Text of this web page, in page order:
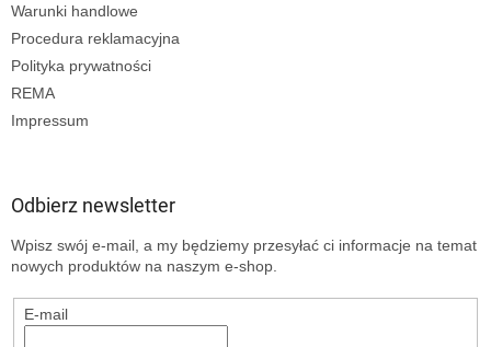
Warunki handlowe
Procedura reklamacyjna
Polityka prywatności
REMA
Impressum
Odbierz newsletter
Wpisz swój e-mail, a my będziemy przesyłać ci informacje na temat
nowych produktów na naszym e-shop.
E-mail